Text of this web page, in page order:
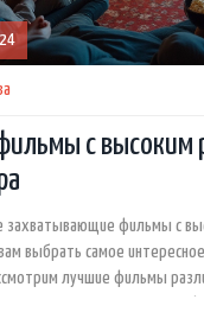
с высоким
захватывающие фильмы с
выбрать самое
лучшие фильмы